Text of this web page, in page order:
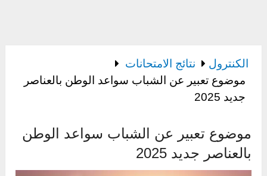
الكنترول
نتائج الامتحانات
موضوع تعبير عن الشباب سواعد الوطن بالعناصر
جديد 2025
موضوع تعبير عن الشباب سواعد الوطن
بالعناصر جديد 2025